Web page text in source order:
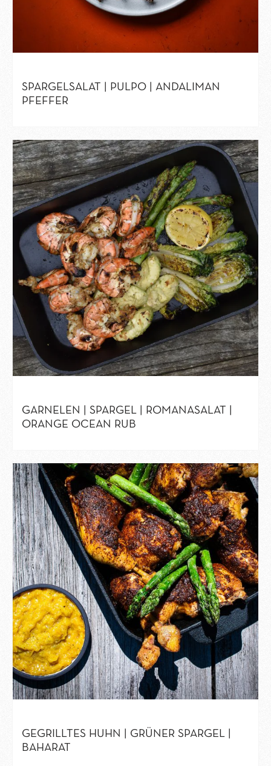
SPARGELSALAT | PULPO | ANDALIMAN
PFEFFER
GARNELEN | SPARGEL | ROMANASALAT |
ORANGE OCEAN RUB
GEGRILLTES HUHN | GRÜNER SPARGEL |
BAHARAT